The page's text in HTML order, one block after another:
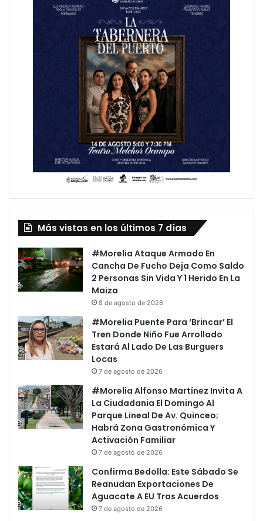
Más vistas en los últimos 7 días
#Morelia Ataque Armado En
Cancha De Fucho Deja Como Saldo
2 Personas Sin Vida Y 1 Herido En La
Maiza
8 de agosto de 2026
#Morelia Puente Para ‘Brincar’ El
Tren Donde Niño Fue Arrollado
Estará Al Lado De Las Burguers
Locas
7 de agosto de 2026
#Morelia Alfonso Martínez Invita A
La Ciudadania El Domingo Al
Parque Lineal De Av. Quinceo;
Habrá Zona Gastronómica Y
Activación Familiar
7 de agosto de 2026
Confirma Bedolla: Este Sábado Se
Reanudan Exportaciones De
Aguacate A EU Tras Acuerdos
7 de agosto de 2026